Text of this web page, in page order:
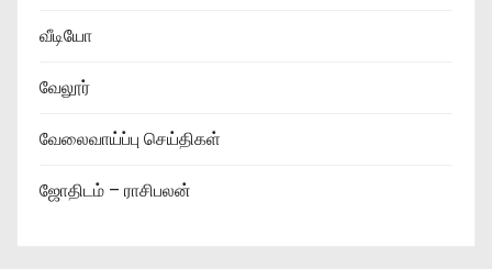
வீடியோ
வேலூர்
வேலைவாய்ப்பு செய்திகள்
ஜோதிடம் – ராசிபலன்